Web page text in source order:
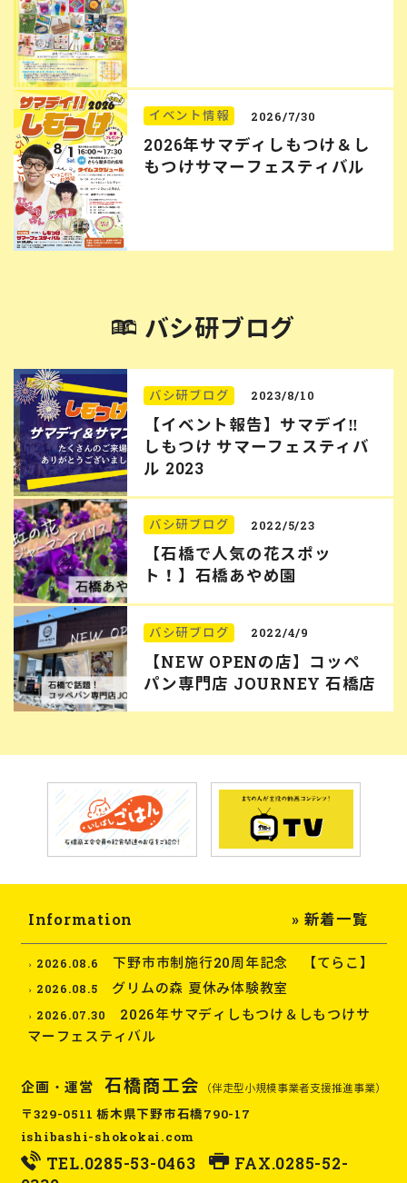
イベント情報 2026/7/30
2026年サマディしもつけ＆し
もつけサマーフェスティバル
バシ研ブログ
バシ研ブログ 2023/8/10
【イベント報告】サマデイ‼︎
しもつけ サマーフェスティバ
ル 2023
バシ研ブログ 2022/5/23
【石橋で人気の花スポッ
ト！】石橋あやめ園
バシ研ブログ 2022/4/9
【NEW OPENの店】コッペ
パン専門店 JOURNEY 石橋店
Information » 新着一覧
2026.08.6 下野市市制施行20周年記念 【てらこ】
2026.08.5 グリムの森 夏休み体験教室
2026.07.30
2026年サマディしもつけ＆しもつけサ
マーフェスティバル
企画・運営 石橋商工会 （伴走型小規模事業者支援推進事業）
〒329-0511 栃木県下野市石橋790-17
ishibashi-shokokai.com
TEL.0285-53-0463
FAX.0285-52-